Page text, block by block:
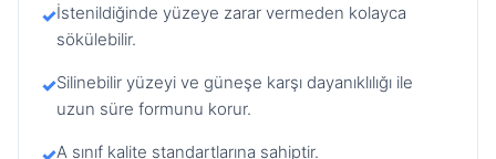
✓İstenildiğinde yüzeye zarar vermeden kolayca
sökülebilir.
✓Silinebilir yüzeyi ve güneşe karşı dayanıklılığı ile
uzun süre formunu korur.
✓A sınıf kalite standartlarına sahiptir.